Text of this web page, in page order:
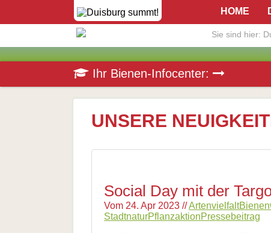
überspringen
Die
Initiative
Aktuelles
Veranstaltungen
Presse
Pressematerial
/
HOME
Sie sind hier:
Ihr Bienen-Infocenter:
Navigation
überspringen
Die
Honigbiene
Bestäubungsfunktion
Bienensterben
More
Literatur
Wildbienen
UNSERE
Social Day mit der
Vom 24. Apr 2023 //Artenvielfalt
StadtnaturPflanzaktionPressebeitrag